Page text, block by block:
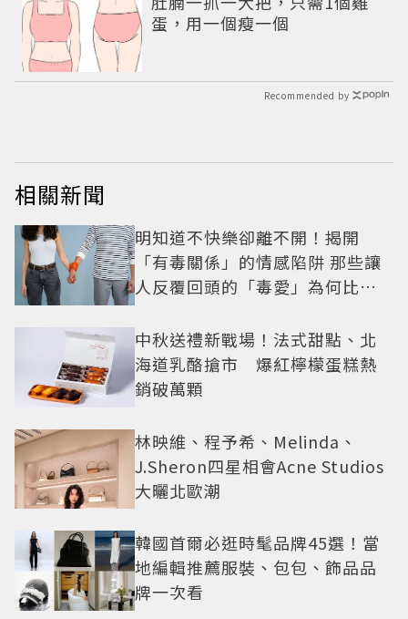
蛋，用一個瘦一個
Recommended by
相關新聞
明知道不快樂卻離不開！揭開
「有毒關係」的情感陷阱 那些讓
人反覆回頭的「毒愛」為何比菸
中秋送禮新戰場！法式甜點、北
海道乳酪搶市 爆紅檸檬蛋糕熱
銷破萬顆
林映維、程予希、Melinda、
J.Sheron四星相會Acne Studios
大曬北歐潮
韓國首爾必逛時髦品牌45選！當
地編輯推薦服裝、包包、飾品品
牌一次看